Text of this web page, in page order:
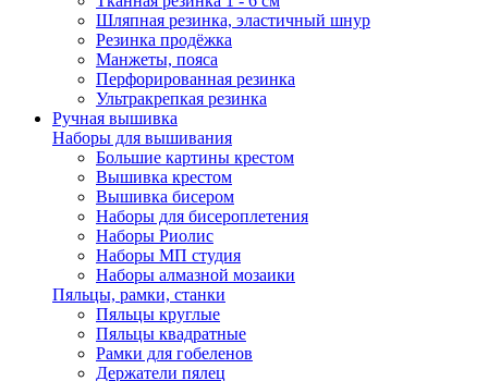
Шляпная резинка, эластичный шнур
Резинка продёжка
Манжеты, пояса
Перфорированная резинка
Ультракрепкая резинка
Ручная вышивка
Наборы для вышивания
Большие картины крестом
Вышивка крестом
Вышивка бисером
Наборы для бисероплетения
Наборы Риолис
Наборы МП студия
Наборы алмазной мозаики
Пяльцы, рамки, станки
Пяльцы круглые
Пяльцы квадратные
Рамки для гобеленов
Держатели пялец